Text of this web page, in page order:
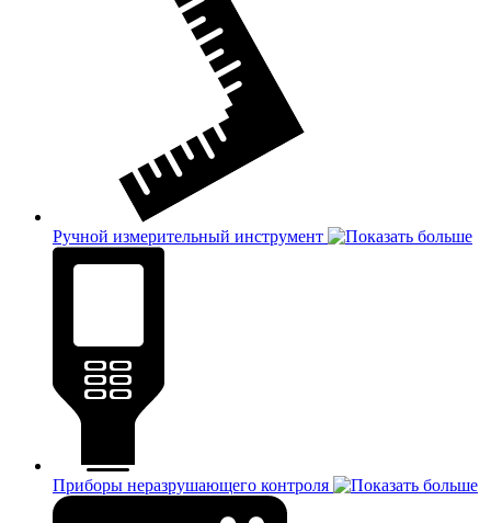
Ручной измерительный инструмент
Приборы неразрушающего контроля